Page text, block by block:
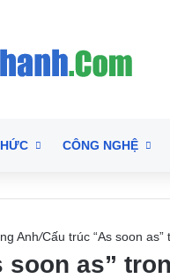
CÔNG NGHỆ
Anh/Cấu trúc “As soon
soon as”